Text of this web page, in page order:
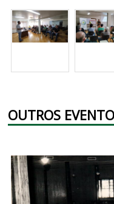
OUTROS